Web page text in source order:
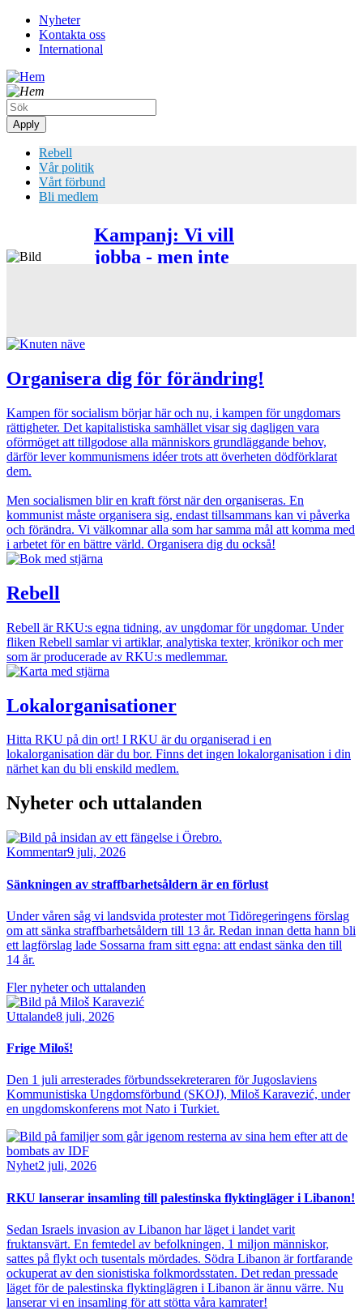
Hoppa
huvudinnehåll
Top
meny
Nyheter
Kontakta oss
International
Rebell
Vår politik
Vårt förbund
Bli medlem
Bild
Kampanj: Vi vill
jobba - men inte
Bild
Organisera dig för förändring!
Kampen för socialism börjar här och nu, i kampen för ungdomars
rättigheter. Det kapitalistiska samhället visar sig dagligen vara
oförmöget att tillgodose alla människors grundläggande behov,
därför lever kommunismens idéer trots att överheten dödförklarat
dem.
Men socialismen blir en kraft först när den organiseras. En
kommunist måste organisera sig, endast tillsammans kan vi påverka
och förändra. Vi välkomnar alla som har samma mål att komma med
i arbetet för en bättre värld. Organisera dig du också!
Bild
Rebell
Rebell är RKU:s egna tidning, av ungdomar för ungdomar. Under
fliken Rebell samlar vi artiklar, analytiska texter, krönikor och mer
som är producerade av RKU:s medlemmar.
Bild
Lokalorganisationer
Hitta RKU på din ort! I RKU är du organiserad i en
lokalorganisation där du bor. Finns det ingen lokalorganisation i din
närhet kan du bli enskild medlem.
Nyheter och uttalanden
Bild
Kommentar9 juli, 2026
Sänkningen av straffbarhetsåldern är en förlust
Under våren såg vi landsvida protester mot Tidöregeringens förslag
om att sänka straffbarhetsåldern till 13 år. Redan innan detta hann bli
ett lagförslag lade Sossarna fram sitt egna: att endast sänka den till
14 år.
Fler nyheter och uttalanden
Bild
Uttalande8 juli, 2026
Frige Miloš!
Den 1 juli arresterades förbundssekreteraren för Jugoslaviens
Kommunistiska Ungdomsförbund (SKOJ), Miloš Karavezić, under
en ungdomskonferens mot Nato i Turkiet.
Bild
Nyhet2 juli, 2026
RKU lanserar insamling till palestinska flyktingläger i Libanon!
Sedan Israels invasion av Libanon har läget i landet varit
fruktansvärt. En femtedel av befolkningen, 1 miljon människor,
sattes på flykt och tusentals mördades. Södra Libanon är fortfarande
ockuperat av den sionistiska folkmordsstaten. Det redan pressade
läget för de palestinska flyktinglägren i Libanon är ännu värre. Nu
lanserar vi en insamling för att stötta våra kamrater!